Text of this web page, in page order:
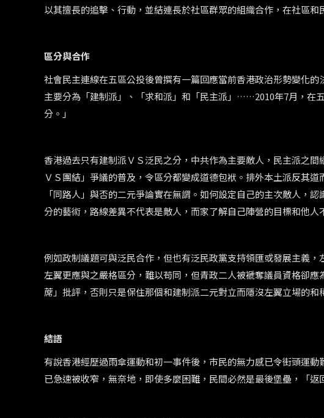
以其擅長的追擊、行動，並結連長於社區群眾的組織合作，在社區和
區分與合作
社會民主連線在五區公投後曾撰有一篇回應當前香港政治形勢變化
主要分為「建制派」、「求和派」和「民主派」……2010年7月，在
分。」
香港過去只有建制派ＶＳ泛民之分，中共作為主要敵人，民主派之
ＶＳ團結」爭議的普及，令區分都變成道德包袱。排外本土派反其
「同路人」與否的二元爭論實在無謂。如何設定自己的主次敵人，
分的藝術，路線差異不代表是敵人，而家了解自己陣營的目標和他
例如政制議題可與泛民合作，但也有泛民政黨支持領匯或發展主義
左翼更應與之嚴格區分，難以苟同，但青政二人被褫奪議員資格卻
蓆」批評，否則只是保住那個和建制派二元對立而隱沒左翼立場的和
結語
有說香港經歷過雨傘運動和初一事件後，市民的無力感已令街頭運
已急速被收窄，無奈地，即使多麼困難，民間必然是最後堡壘，「返